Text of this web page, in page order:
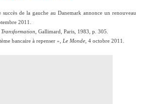
de la gauche au Danemark annonce un renouveau
2011.
Gallimard, Paris, 1983, p. 305.
bancaire à repenser », Le Monde, 4 octobre 2011.